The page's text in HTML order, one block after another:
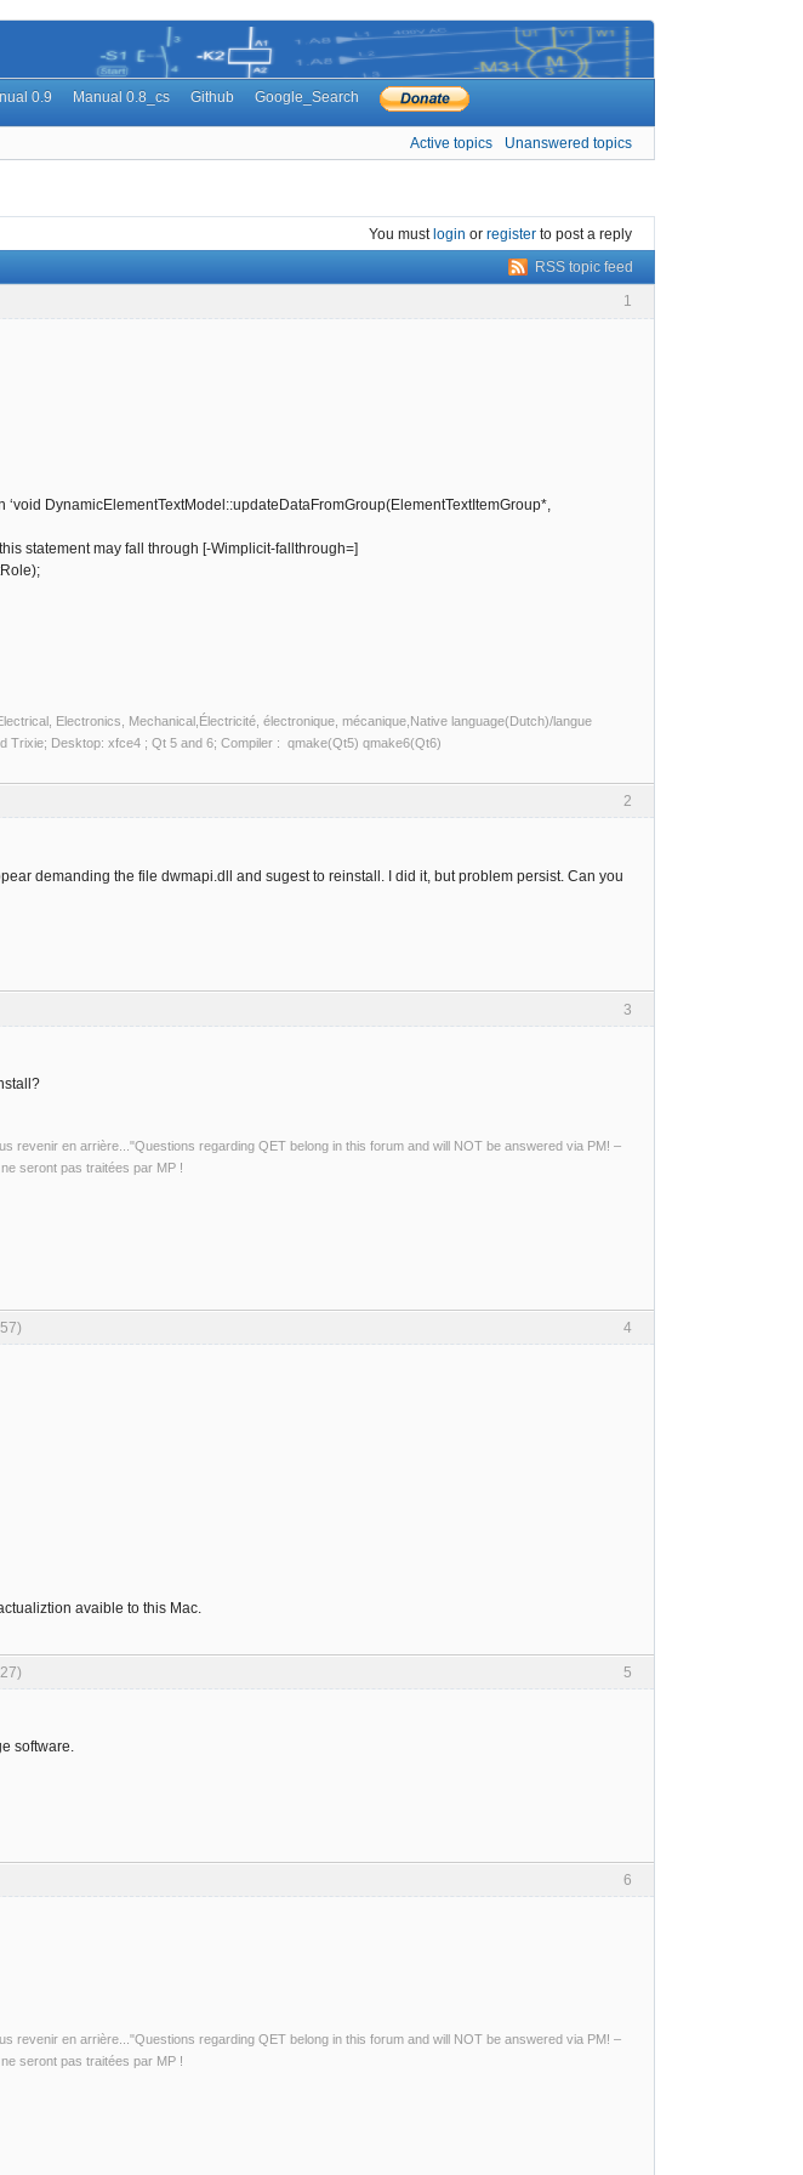
0.9 Manual 0.8_cs Github Google_Search
Active topics Unanswered topics
You mustlogin or register to post a reply
RSS topic feed
1
DynamicElementTextModel::updateDataFromGroup(ElementTextItemGroup*,
statement may fall through [-Wimplicit-fallthrough=]
Electronics, Mechanical,Électricité, électronique, mécanique,Native language(Dutch)/langue
Trixie; Desktop: xfce4 ; Qt 5 and 6; Compiler : qmake(Qt5) qmake6(Qt6)
2
demanding the file dwmapi.dll and sugest to reinstall. I did it, but problem persist. Can you
3
revenir en arrière..."Questions regarding QET belong in this forum and will NOT be answered via PM! –
seront pas traitées par MP !
4
avaible to this Mac.
5
software.
6
revenir en arrière..."Questions regarding QET belong in this forum and will NOT be answered via PM! –
seront pas traitées par MP !